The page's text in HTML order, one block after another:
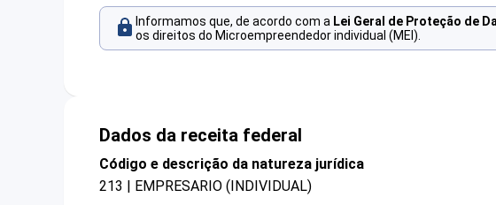
Informamos que, de acordo com a Lei Geral de Proteção de
os direitos do Microempreendedor individual (MEI).
Dados da receita federal
Código e descrição da natureza jurídica
213 | EMPRESARIO (INDIVIDUAL)